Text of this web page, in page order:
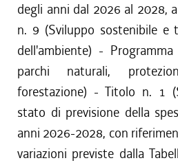
degli anni dal 2026 al 2028,
n. 9 (Sviluppo sostenibile
dell'ambiente) -
parchi naturali,
forestazione) - Titolo n. 1
stato di previsione della
anni 2026-2028, con
variazioni previste dalla